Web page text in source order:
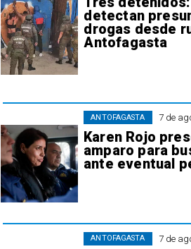
detectan
drogas desde
Antofagasta
7 de
Karen Rojo
amparo para
ante eventual
ANTOFAGASTA
7 de
ANTOFAGASTA